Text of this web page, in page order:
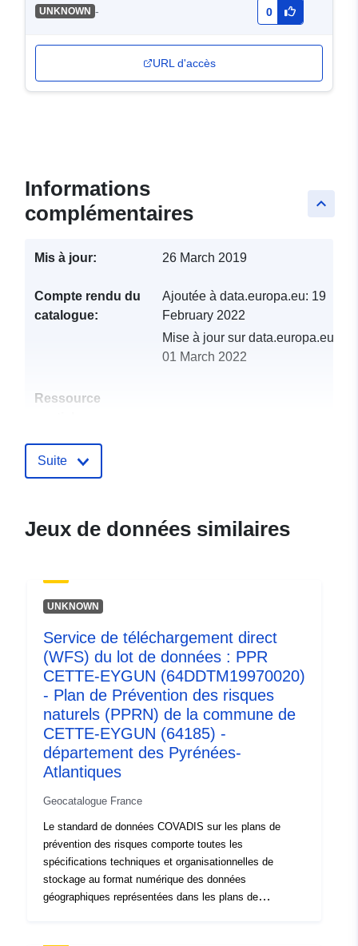
UNKNOWN - 0
URL d'accès
keyboard_arrow_up
Informations
complémentaires
Mis à jour: 26 March 2019
Compte rendu du
catalogue:
Ajoutée à data.europa.eu: 19
February 2022
Mise à jour sur data.europa.eu:
01 March 2022
Ressource
Identificateurs:
162c-44e0-bc25-
4a5f-8134-0dd44bd3e603
Type:
Ressource:
http://inspire.ec.europa.eu/
codelist/SpatialDataServiceType/
Suite
Jeux de données similaires
UNKNOWN
Service de téléchargement direct
(WFS) du lot de données : PPR
CETTE-EYGUN (64DDTM19970020)
- Plan de Prévention des risques
naturels (PPRN) de la commune de
CETTE-EYGUN (64185) -
département des Pyrénées-
Atlantiques
Geocatalogue France
Le standard de données COVADIS sur les plans de
prévention des risques comporte toutes les
spécifications techniques et organisationnelles de
stockage au format numérique des données
géographiques représentées dans les plans de